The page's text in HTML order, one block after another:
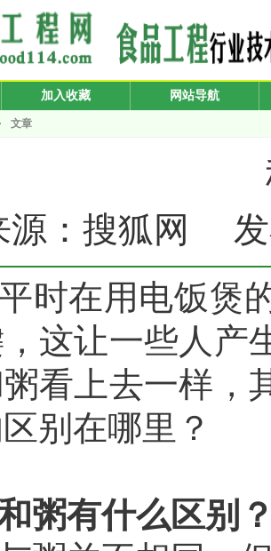
加入收藏 网站导航
文章
源：搜狐网 发
时在用电饭煲
这让一些人产
看上去一样，
别在哪里？
粥有什么区别